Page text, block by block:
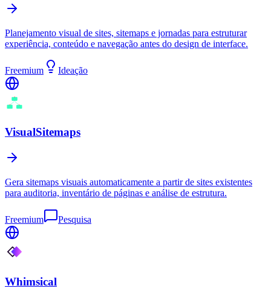
Planejamento visual de sites, sitemaps e jornadas para estruturar
experiência, conteúdo e navegação antes do design de interface.
Freemium Ideação
VisualSitemaps
Gera sitemaps visuais automaticamente a partir de sites existentes
para auditoria, inventário de páginas e análise de estrutura.
Freemium Pesquisa
Whimsical